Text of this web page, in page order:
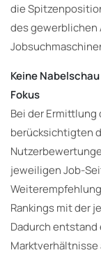
die
des gewerblichen
Keine
Fokus
Bei der
berücksichtigten
jeweiligen Job-
Rankings mit der
Dadurch
Marktverhältnisse